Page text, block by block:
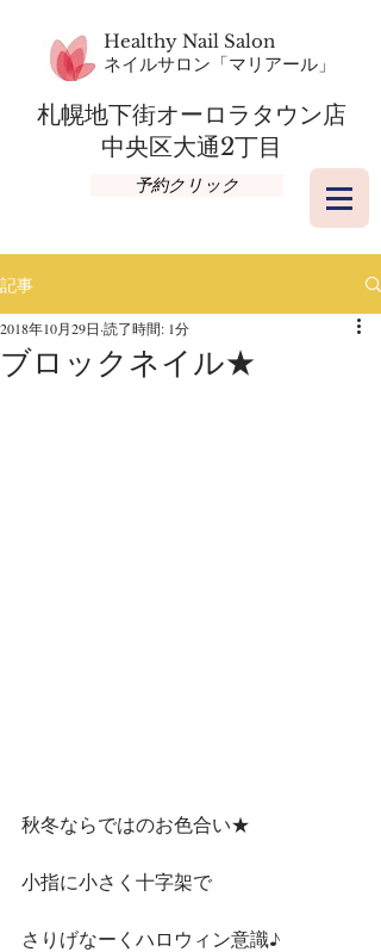
Healthy Nail Salon
​ネイルサロン「マリアール」
札幌地下街オーロラタウン店​
​中央区大通2丁目
予約クリック
記事
ブロックネイル★
2018年10月29日 読了時間: 1分
秋冬ならではのお色合い★
小指に小さく十字架で
さりげなーくハロウィン意識♪